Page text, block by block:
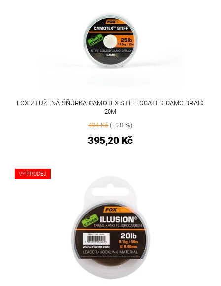
FOX ZTUŽENÁ ŠŇŮRKA CAMOTEX STIFF COATED CAMO BRAID
20M
494 Kč(–20 %)
395,20 Kč
VÝPRODEJ